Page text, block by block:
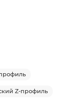
Z-профиль